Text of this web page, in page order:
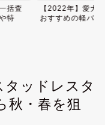
括査
特
【2022年】愛犬
おすすめの軽バ
タッドレスタ
秋・春を狙